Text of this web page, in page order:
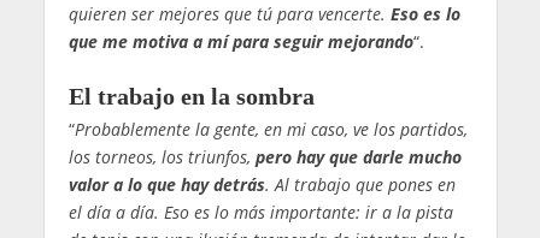
quieren ser mejores que tú para vencerte. Eso es lo
que me motiva a mí para seguir mejorando“.
El trabajo en la sombra
“Probablemente la gente, en mi caso, ve los partidos,
los torneos, los triunfos, pero hay que darle mucho
valor a lo que hay detrás. Al trabajo que pones en
el día a día. Eso es lo más importante: ir a la pista